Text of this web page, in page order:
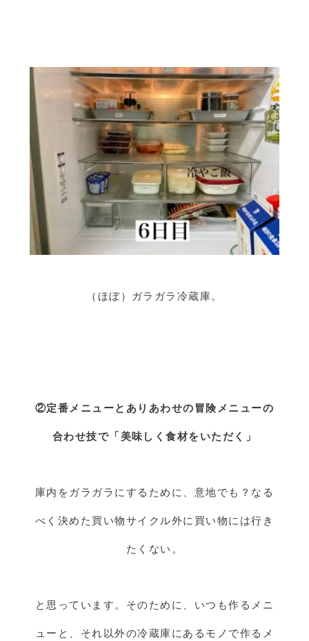
（ほぼ）ガラガラ冷蔵庫。
②定番メニューとありあわせの冒険メニューの
合わせ技で「美味しく食材をいただく」
庫内をガラガラにするために、意地でも？なる
べく決めた買い物サイクル外に買い物には行き
たくない。
と思っています。そのために、いつも作るメニ
ューと、それ以外の冷蔵庫にあるモノで作るメ